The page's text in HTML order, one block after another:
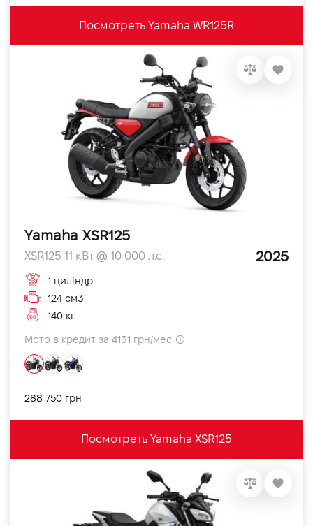
Посмотреть Yamaha WR125R
Yamaha XSR125
XSR125 11 кВт @ 10 000 л.с. 2025
1 циліндр
124 см3
140 кг
Мото в кредит за 4131 грн/мес
288 750 грн
Посмотреть Yamaha XSR125